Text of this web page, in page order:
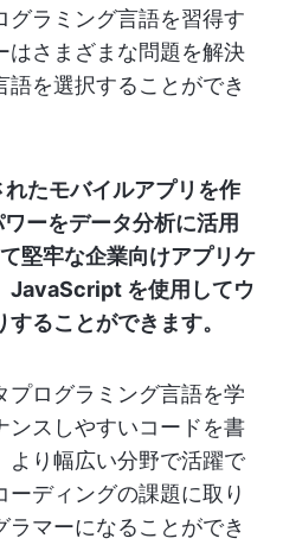
グラミング言語を習得す
はさまざまな問題を解決
語を選択することができ
たモバイルアプリを作
ーをデータ分析に活用
堅牢な企業向けアプリケ
JavaScript を使用してウ
ることができます。
プログラミング言語を学
ンスしやすいコードを書
より幅広い分野で活躍で
ディングの課題に取り
マーになることができ